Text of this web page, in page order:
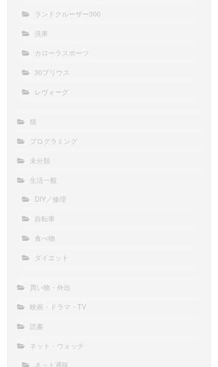
ランドクルーザー300
洗車
カローラスポーツ
30プリウス
レヴォーグ
猫
プログラミング
未分類
生活一般
DIY／修理
自転車
食べ物
ダイエット
買い物・外出
映画・ドラマ・TV
読書
ネット・ウォッチ
ネット通販